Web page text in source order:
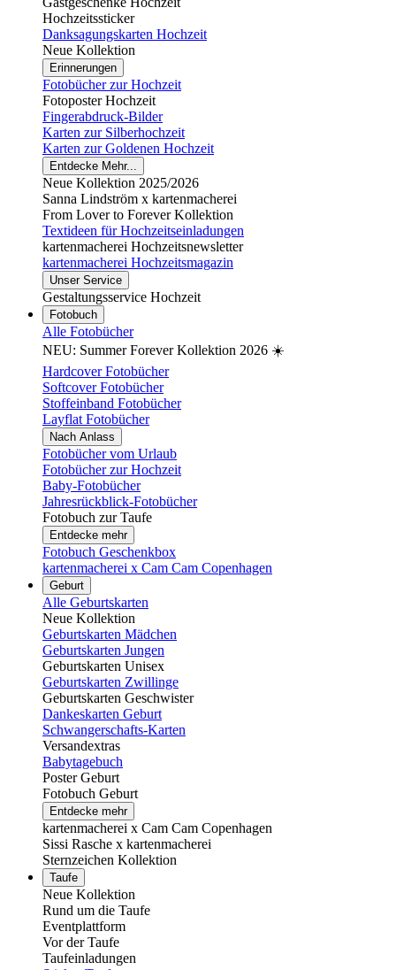
Hochzeitssticker
Danksagungskarten Hochzeit
Neue Kollektion
Erinnerungen
Fotobücher zur Hochzeit
Fotoposter Hochzeit
Fingerabdruck-Bilder
Karten zur Silberhochzeit
Karten zur Goldenen Hochzeit
Entdecke Mehr...
Neue Kollektion 2025/2026
Sanna Lindström x kartenmacherei
From Lover to Forever Kollektion
Textideen für Hochzeitseinladungen
kartenmacherei Hochzeitsnewsletter
kartenmacherei Hochzeitsmagazin
Unser Service
Gestaltungsservice Hochzeit
Fotobuch
Alle Fotobücher
NEU: Summer Forever Kollektion 2026 ☀️
Hardcover Fotobücher
Softcover Fotobücher
Stoffeinband Fotobücher
Layflat Fotobücher
Nach Anlass
Fotobücher vom Urlaub
Fotobücher zur Hochzeit
Baby-Fotobücher
Jahresrückblick-Fotobücher
Fotobuch zur Taufe
Entdecke mehr
Fotobuch Geschenkbox
kartenmacherei x Cam Cam Copenhagen
Geburt
Alle Geburtskarten
Neue Kollektion
Geburtskarten Mädchen
Geburtskarten Jungen
Geburtskarten Unisex
Geburtskarten Zwillinge
Geburtskarten Geschwister
Dankeskarten Geburt
Schwangerschafts-Karten
Versandextras
Babytagebuch
Poster Geburt
Fotobuch Geburt
Entdecke mehr
kartenmacherei x Cam Cam Copenhagen
Sissi Rasche x kartenmacherei
Sternzeichen Kollektion
Taufe
Neue Kollektion
Rund um die Taufe
Eventplattform
Vor der Taufe
Taufeinladungen